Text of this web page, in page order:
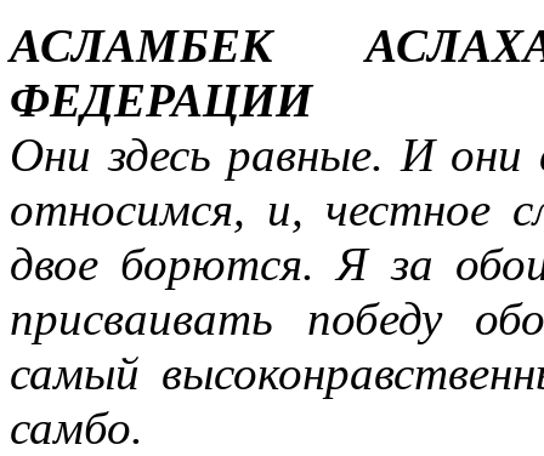
АСЛАМБЕК
ФЕДЕРАЦИИ
Они здесь равные. И
относимся, и, честное
двое борются. Я за
присваивать победу
самый
самбо.